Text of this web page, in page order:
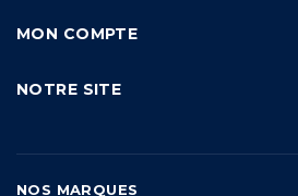
MON COMPTE
NOTRE SITE
NOS MARQUES